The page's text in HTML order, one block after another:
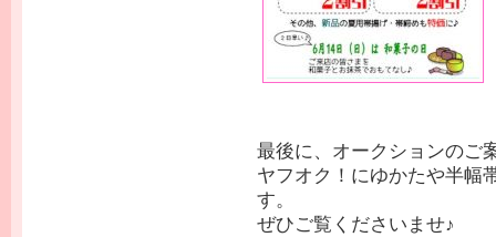
最後に、オークションのご
ヤフオク！にゆかたや半幅
す。
ぜひご覧くださいませ♪